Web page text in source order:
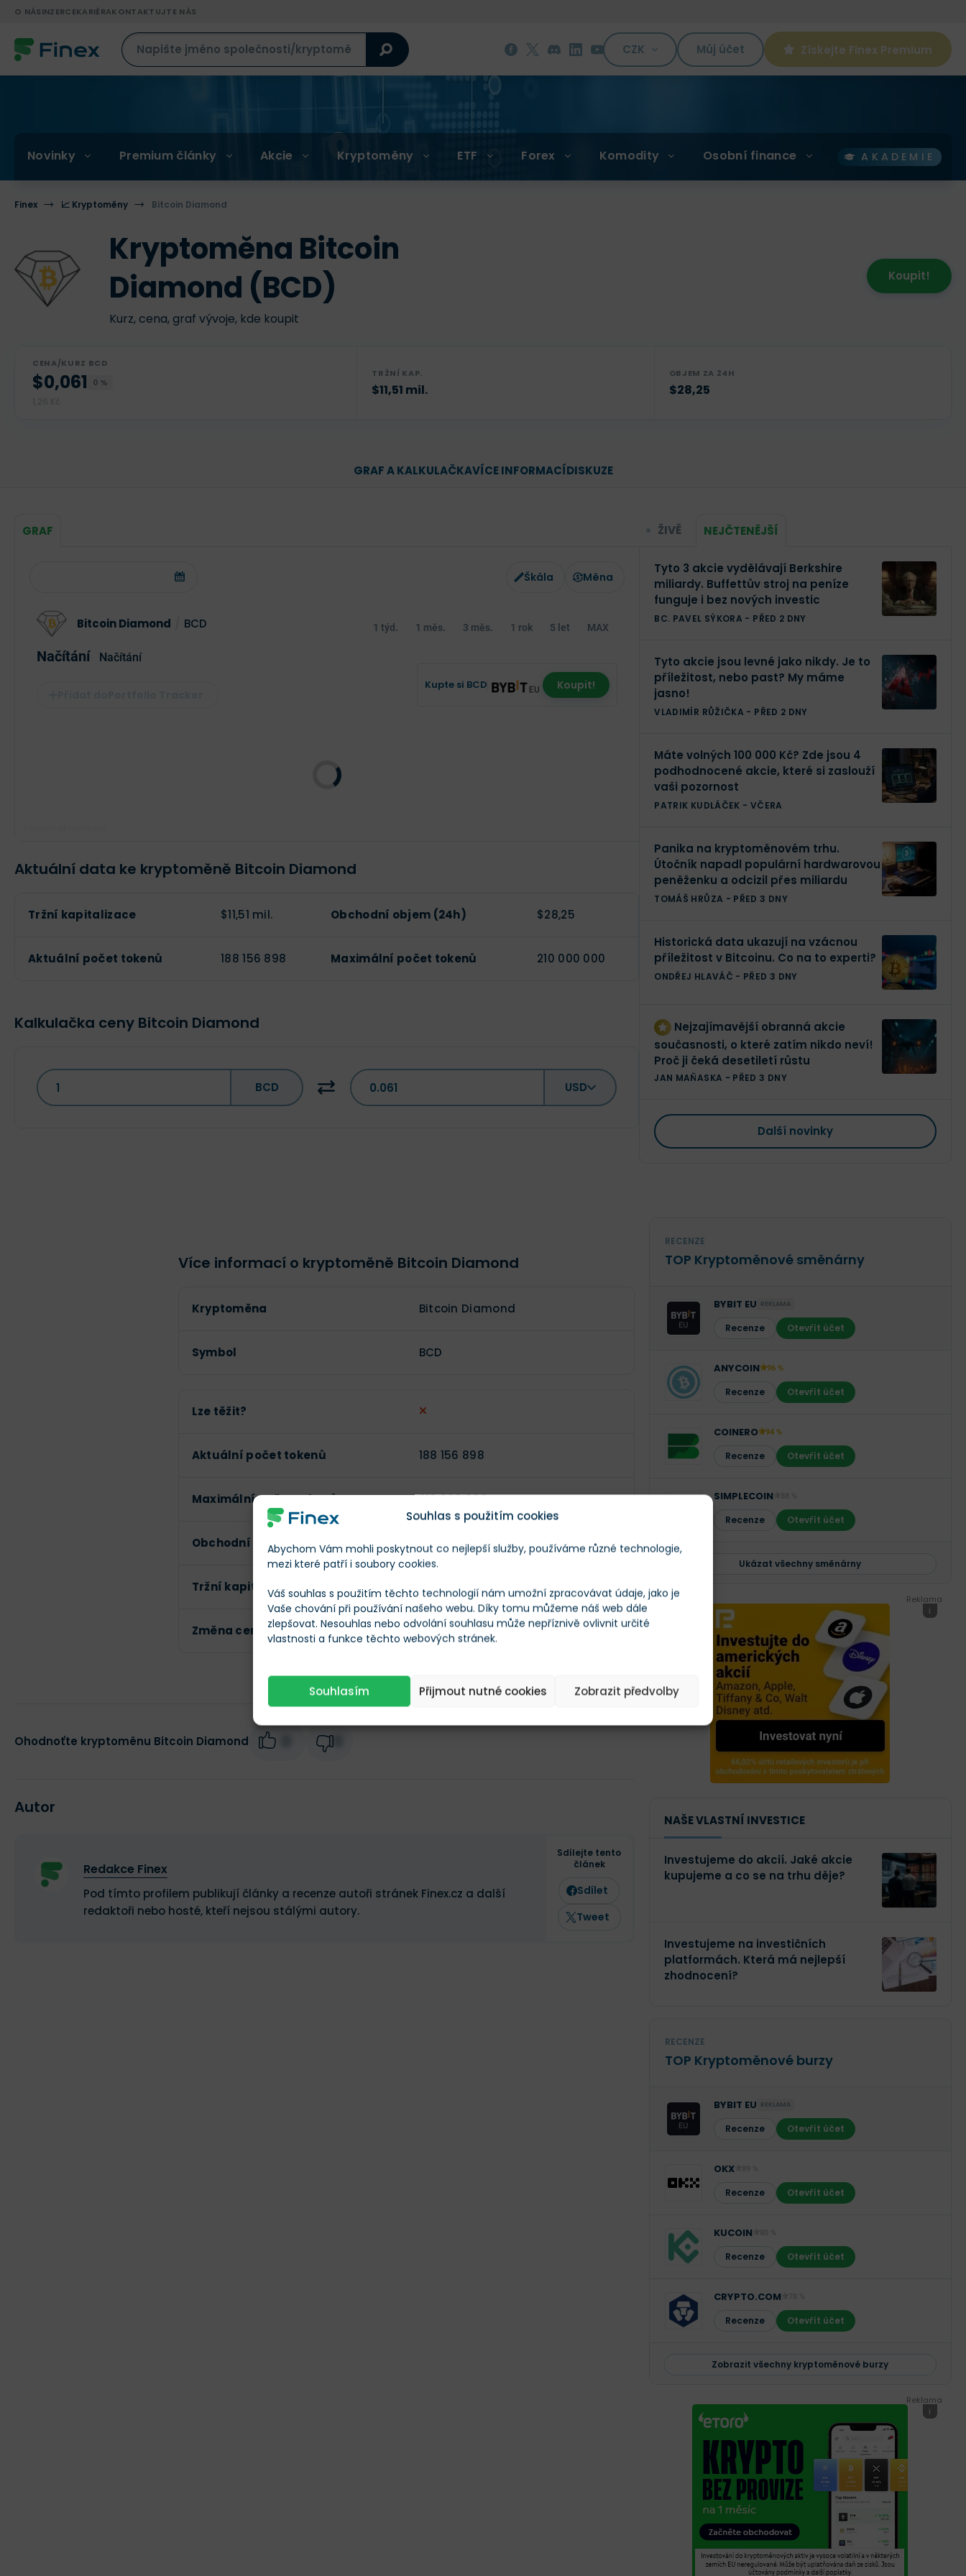
Souhlas s použitím cookies
Abychom Vám mohli poskytnout co nejlepší služby, používáme různé technologie,
mezi které patří i soubory cookies.
Váš souhlas s použitím těchto technologií nám umožní zpracovávat údaje, jako je
Vaše chování při používání našeho webu. Díky tomu můžeme náš web dále
zlepšovat. Nesouhlas nebo odvolání souhlasu může nepříznivě ovlivnit určité
vlastnosti a funkce těchto webových stránek.
Souhlasím Přijmout nutné cookies Zobrazit předvolby
O NÁSINZERCEKARIÉRAKONTAKTUJTE NÁS
CZK Můj účet Získejte Finex Premium
Novinky Premium články Akcie Kryptoměny ETF Forex Komodity Osobní finance AKADEMIE
Finex 📈 Kryptoměny Bitcoin Diamond
Kryptoměna Bitcoin
Diamond (BCD)
Kurz, cena, graf vývoje, kde koupit
Koupit!
CENA/KURZ BCD
$0,061 0 %
TRŽNÍ KAP.
$11,51 mil.
OBJEM ZA 24H
$28,25
GRAF A KALKULAČKAVÍCE INFORMACÍDISKUZE
GRAF
Škála Měna
Bitcoin Diamond BCD
Načítání Načítání
1 týd. 1 měs. 3 měs. 1 rok 5 let MAX
Kupte si BCD Koupit!
Aktuální data ke kryptoměně Bitcoin Diamond
Tržní kapitalizace $11,51 mil. Obchodní objem (24h) $28,25
Aktuální počet tokenů 188 156 898 Maximální počet tokenů 210 000 000
Kalkulačka ceny Bitcoin Diamond
BCD USD
ŽIVĚ NEJČTENĚJŠÍ
Tyto 3 akcie vydělávají Berkshire
miliardy. Buffettův stroj na peníze
funguje i bez nových investic
BC. PAVEL SÝKORA - PŘED 2 DNY
Tyto akcie jsou levné jako nikdy. Je to
příležitost, nebo past? My máme
jasno!
VLADIMÍR RŮŽIČKA - PŘED 2 DNY
Máte volných 100 000 Kč? Zde jsou 4
podhodnocené akcie, které si zaslouží
vaši pozornost
PATRIK KUDLÁČEK - VČERA
Panika na kryptoměnovém trhu.
Útočník napadl populární hardwarovou
peněženku a odcizil přes miliardu
TOMÁŠ HRŮZA - PŘED 3 DNY
Historická data ukazují na vzácnou
příležitost v Bitcoinu. Co na to experti?
ONDŘEJ HLAVÁČ - PŘED 3 DNY
Nejzajímavější obranná akcie
současnosti, o které zatím nikdo neví!
Proč ji čeká desetiletí růstu
JAN MAŇASKA - PŘED 3 DNY
Další novinky
Více informací o kryptoměně Bitcoin Diamond
Kryptoměna Bitcoin Diamond
Symbol BCD
Lze těžit?
Aktuální počet tokenů 188 156 898
Maximální počet tokenů 210 000 000
Obchodní objem (24h) $28,25
Tržní kapitalizace $11 511 837
Změna ceny za 24h 0 %
Ohodnoťte kryptoměnu Bitcoin Diamond
Autor
Redakce Finex
Pod tímto profilem publikují články a recenze autoři stránek Finex.cz a další
redaktoři nebo hosté, kteří nejsou stálými autory.
Sdílejte tento
článek
Sdílet
Tweet
RECENZE
TOP Kryptoměnové směnárny
BYBIT EU REKLAMA
Recenze Otevřít účet
ANYCOIN 96 %
Recenze Otevřít účet
COINERO 94 %
Recenze Otevřít účet
SIMPLECOIN
Recenze Otevřít účet
Ukázat všechny směnárny
Reklama
i
NAŠE VLASTNÍ INVESTICE
Investujeme do akcií. Jaké akcie
kupujeme a co se na trhu děje?
Investujeme na investičních
platformách. Která má nejlepší
zhodnocení?
RECENZE
TOP Kryptoměnové burzy
BYBIT EU REKLAMA
Recenze Otevřít účet
OKX
Recenze Otevřít účet
KUCOIN
Recenze Otevřít účet
CRYPTO.COM
Recenze Otevřít účet
Zobrazit všechny kryptoměnové burzy
Reklama
i